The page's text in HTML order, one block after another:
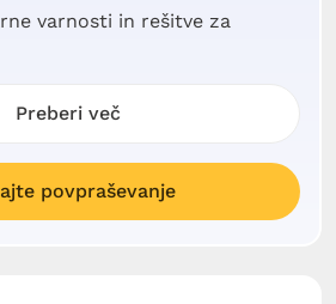
varnosti in rešitve za
Preberi več
povpraševanje